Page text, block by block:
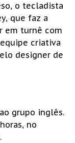
o tecladista
que faz a
em turnê com
criativa
designer de
grupo inglês.
no